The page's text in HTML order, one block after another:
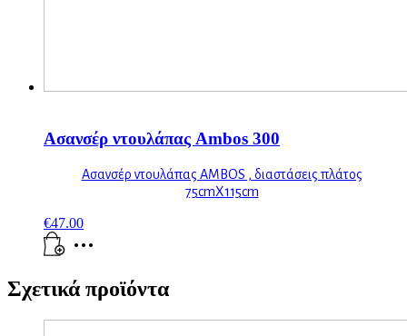
Ασανσέρ ντουλάπας Ambos 300
Ασανσέρ ντουλάπας AMBOS , διαστάσεις πλάτος
75cmX115cm
€47.00
Σχετικά προϊόντα